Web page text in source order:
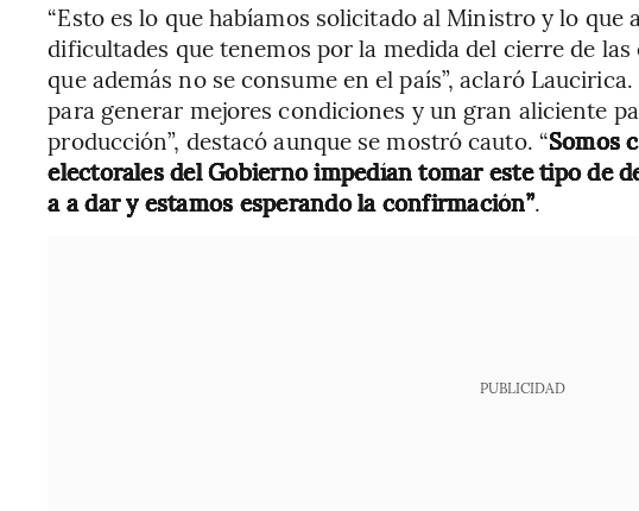
“Esto es lo que habíamos solicitado al Ministro y lo que
dificultades que tenemos por la medida del cierre de
que además no se consume en el país”, aclaró
para generar mejores condiciones y un gran aliciente
producción”, destacó aunque se mostró cauto. “Somos
electorales del Gobierno impedían tomar este tipo de
a a dar y estamos esperando la confirmación”.
PUBLICIDAD